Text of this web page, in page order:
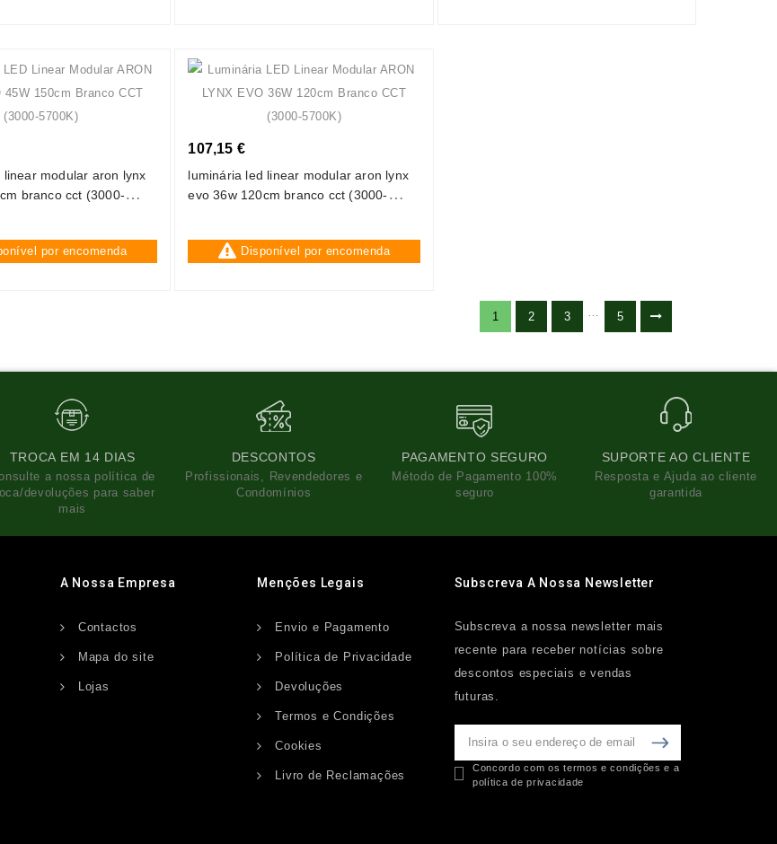
linear modular aron lynx
branco cct (3000-
por encomenda
107,15 €
luminária led linear modular aron lynx
evo 36w 120cm branco cct (3000-
Disponível por encomenda
1 2 3 5
TROCA EM 14 DIAS
a nossa política de
devoluções para saber
mais
DESCONTOS
Profissionais, Revendedores e
Condomínios
PAGAMENTO SEGURO
Método de Pagamento 100%
seguro
SUPORTE AO CLIENTE
Resposta e Ajuda ao cliente
garantida
A Nossa Empresa
Contactos
Mapa do site
Lojas
Menções Legais
Envio e Pagamento
Política de Privacidade
Devoluções
Termos e Condições
Cookies
Livro de Reclamações
Subscreva A Nossa Newsletter
Subscreva a nossa newsletter mais
recente para receber notícias sobre
descontos especiais e vendas
futuras.
Concordo com os termos e condições e a
política de privacidade